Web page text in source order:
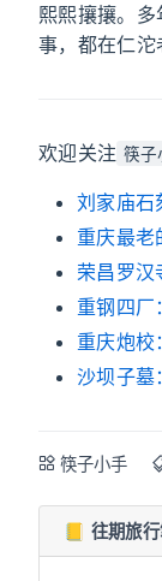
熙熙攘攘。
事，都在仁沱
欢迎关注 筷子
刘家庙石
重庆最老
荣昌罗汉
重钢四厂
重庆炮校
沙坝子墓
筷子小手
📒 往期旅